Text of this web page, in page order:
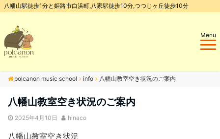
八幡山駅徒歩1分と姫路市白浜町,八家駅徒歩10分,つつじヶ丘徒歩10分
Menu
polcanon music school info 八幡山教室空き状況のご案内
八幡山教室空き状況のご案内
2025年4月10日 hinaco
八幡山教室空き状況